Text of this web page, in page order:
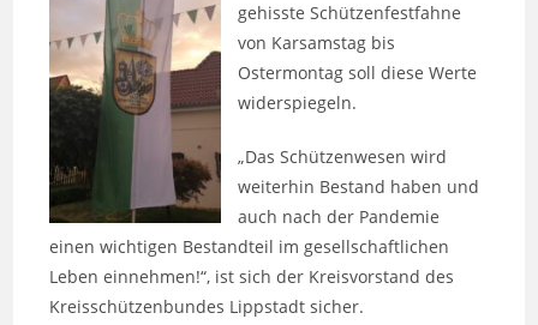
gehisste Schützenfestfahne
von Karsamstag bis
Ostermontag soll diese Werte
widerspiegeln.
„Das Schützenwesen wird
weiterhin Bestand haben und
auch nach der Pandemie
einen wichtigen Bestandteil im gesellschaftlichen
Leben einnehmen!“, ist sich der Kreisvorstand des
Kreisschützenbundes Lippstadt sicher.